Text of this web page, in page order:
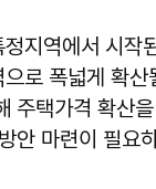
지역에서 시작
로 폭넓게 확
주택가격 확산
안 마련이 필요